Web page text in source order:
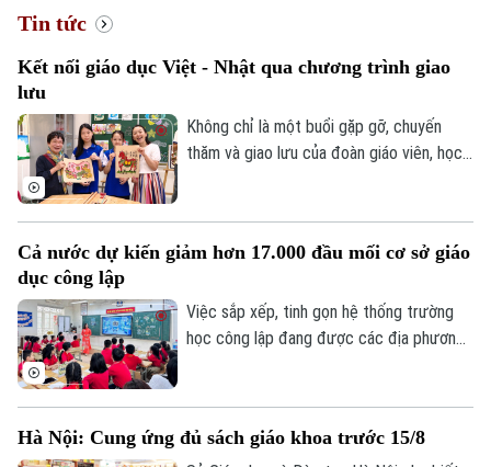
Tin tức
Kết nối giáo dục Việt - Nhật qua chương trình giao
lưu
Không chỉ là một buổi gặp gỡ, chuyến
thăm và giao lưu của đoàn giáo viên, học
dục và cùng vun đắp tình hữu nghị từ
trường học đường.
Cả nước dự kiến giảm hơn 17.000 đầu mối cơ sở giáo
dục công lập
Việc sắp xếp, tinh gọn hệ thống trường
học công lập đang được các địa phương
hơn 17.000 đầu mối cơ sở giáo dục công
Hà Nội: Cung ứng đủ sách giáo khoa trước 15/8